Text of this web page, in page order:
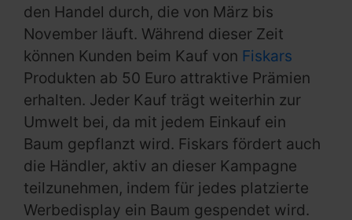
den Handel durch, die von März bis
November läuft. Während dieser Zeit
können Kunden beim Kauf von Fiskars
Produkten ab 50 Euro attraktive Prämien
erhalten. Jeder Kauf trägt weiterhin zur
Umwelt bei, da mit jedem Einkauf ein
Baum gepflanzt wird. Fiskars fördert auch
die Händler, aktiv an dieser Kampagne
teilzunehmen, indem für jedes platzierte
Werbedisplay ein Baum gespendet wird.